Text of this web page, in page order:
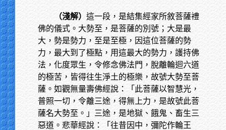
（淺解） 這一段，是結集經家所敘菩薩禮
佛的儀式。大勢至，是菩薩的別號；大是最
大，勢是勢力，至是至極，因這位菩薩的勢
力，最大到了極點，用這最大的勢力，護持佛
法，化度眾生，令修念佛法門，脫離輪迴六道
的極苦，皆得往生淨土的極樂，故號大勢至菩
薩。如觀無量壽佛經說：「此菩薩以智慧光，
普照一切，令離三途，得無上力，是故號此菩
薩名大勢至。」三途，是地獄、餓鬼、畜生三
惡道。悲華經說：「往昔因中，彌陀作輪王